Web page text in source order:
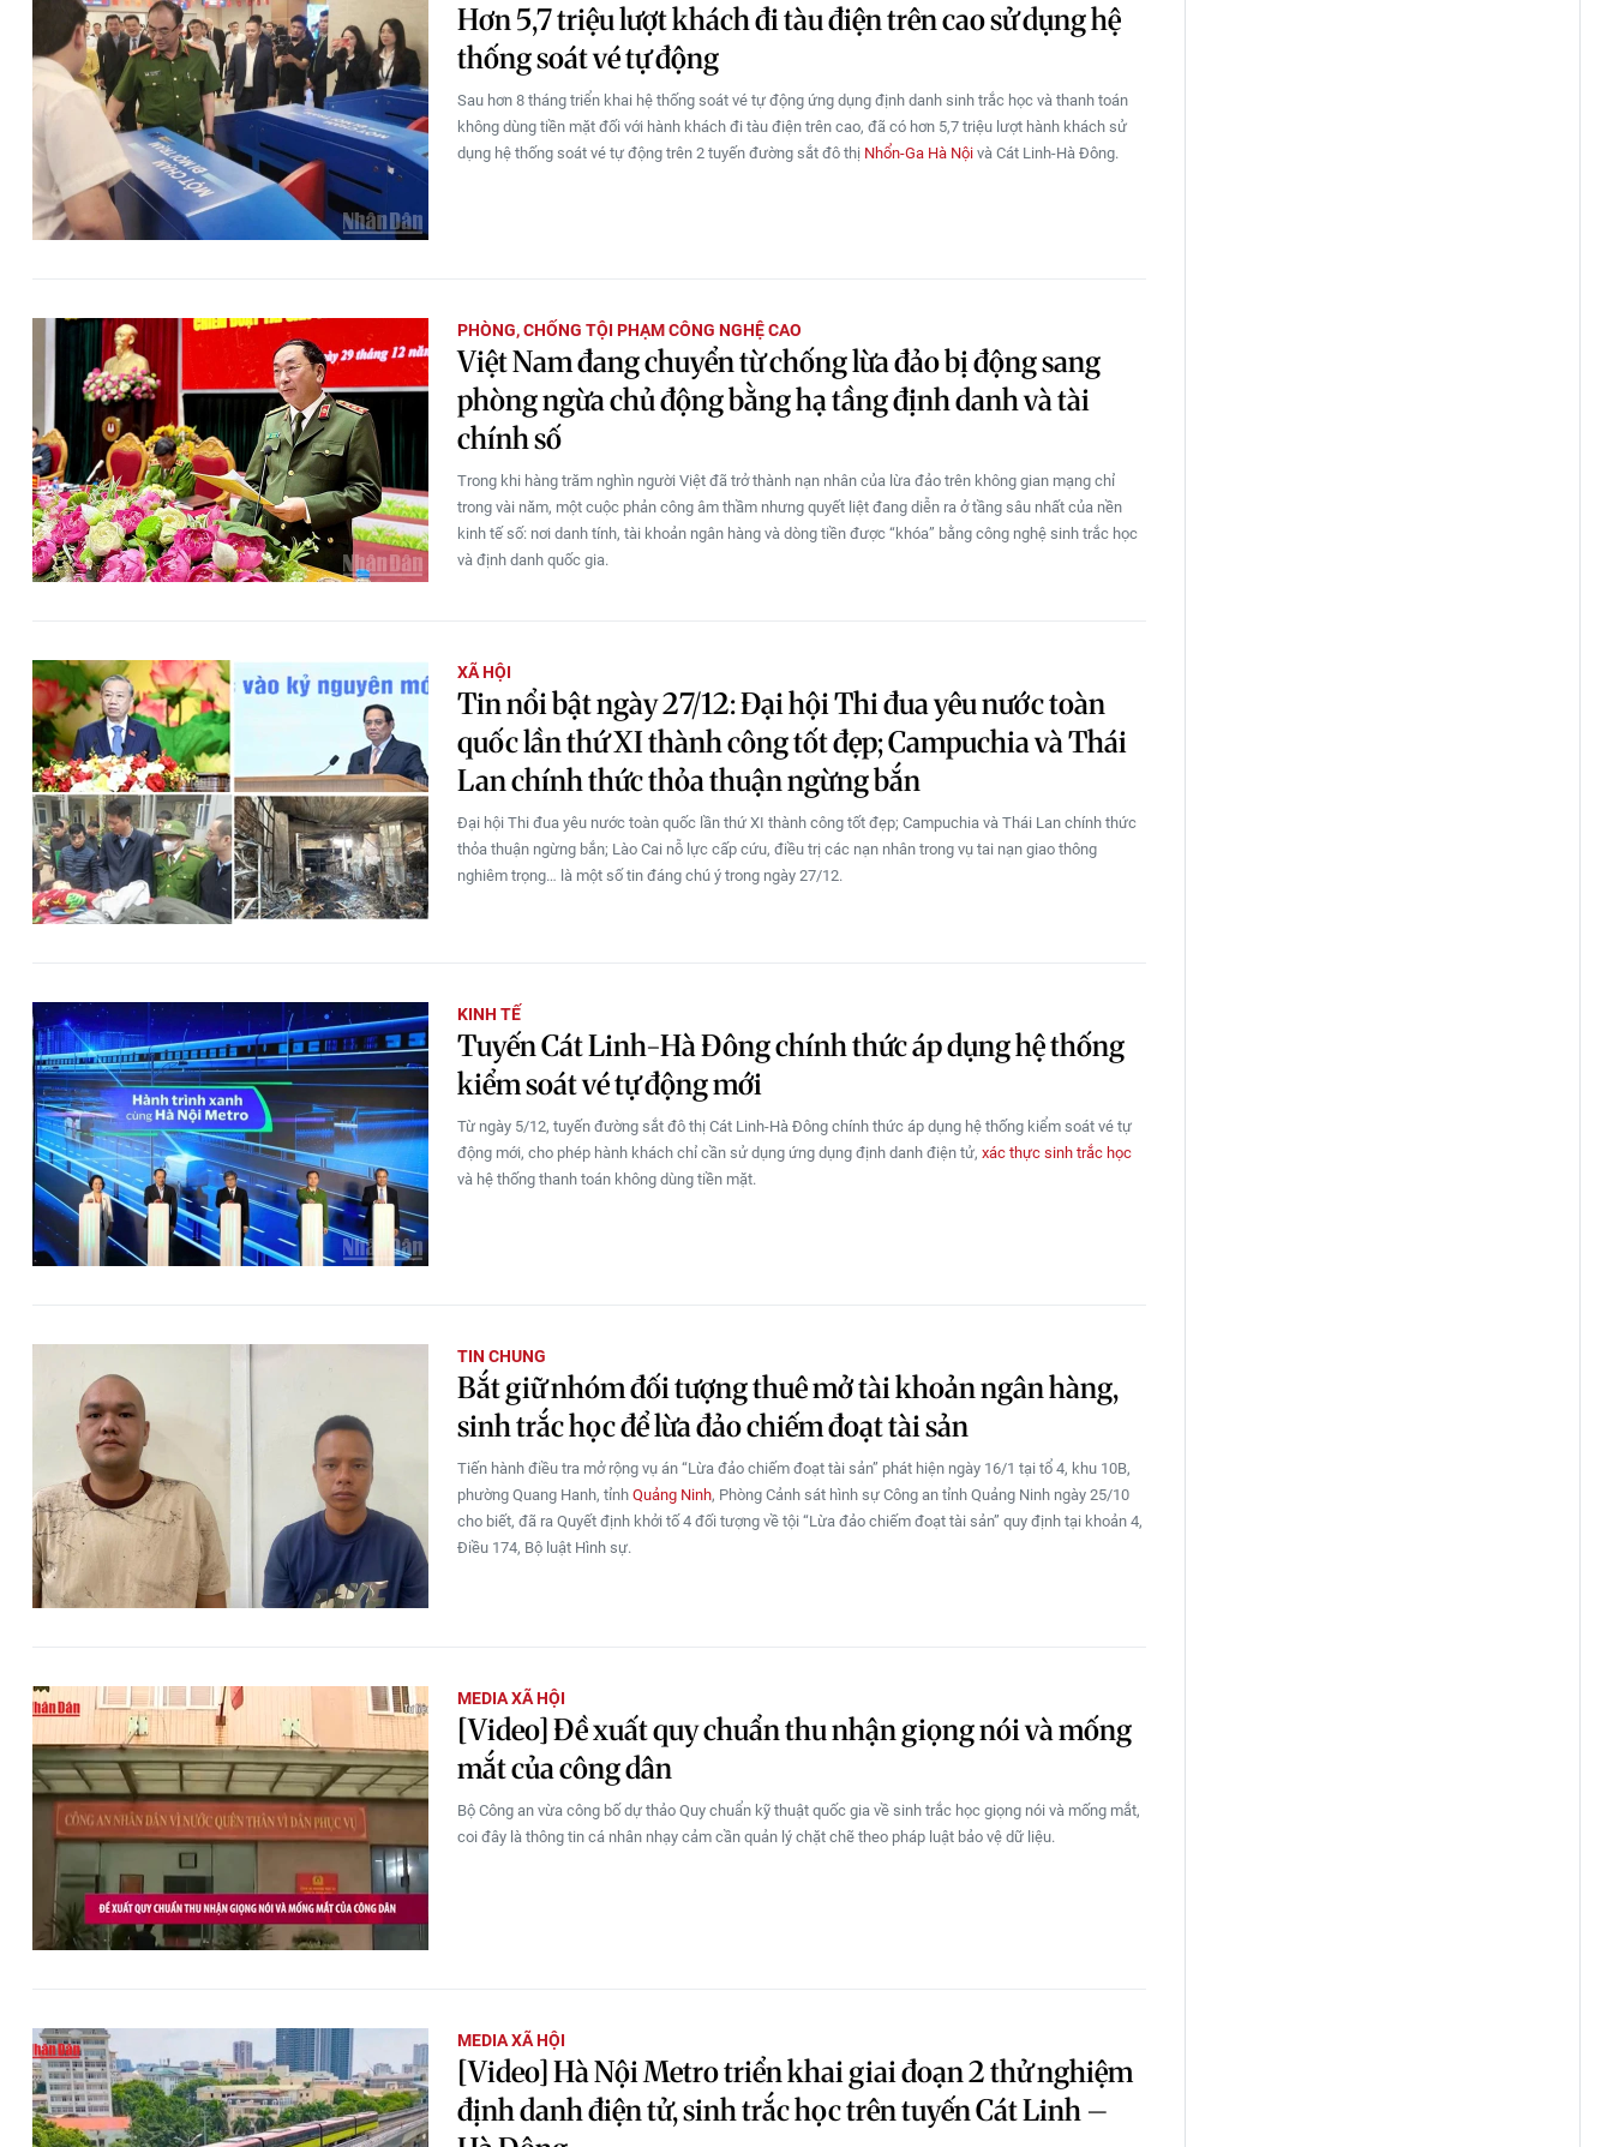
Hơn 5,7 triệu lượt khách đi tàu điện trên cao sử dụng hệ
thống soát vé tự động
Sau hơn 8 tháng triển khai hệ thống soát vé tự động ứng dụng định danh sinh trắc học và thanh toán
không dùng tiền mặt đối với hành khách đi tàu điện trên cao, đã có hơn 5,7 triệu lượt hành khách sử
dụng hệ thống soát vé tự động trên 2 tuyến đường sắt đô thị Nhổn-Ga Hà Nội và Cát Linh-Hà Đông.
PHÒNG, CHỐNG TỘI PHẠM CÔNG NGHỆ CAO
Việt Nam đang chuyển từ chống lừa đảo bị động sang
phòng ngừa chủ động bằng hạ tầng định danh và tài
chính số
Trong khi hàng trăm nghìn người Việt đã trở thành nạn nhân của lừa đảo trên không gian mạng chỉ
trong vài năm, một cuộc phản công âm thầm nhưng quyết liệt đang diễn ra ở tầng sâu nhất của nền
kinh tế số: nơi danh tính, tài khoản ngân hàng và dòng tiền được “khóa” bằng công nghệ sinh trắc học
và định danh quốc gia.
XÃ HỘI
Tin nổi bật ngày 27/12: Đại hội Thi đua yêu nước toàn
quốc lần thứ XI thành công tốt đẹp; Campuchia và Thái
Lan chính thức thỏa thuận ngừng bắn
Đại hội Thi đua yêu nước toàn quốc lần thứ XI thành công tốt đẹp; Campuchia và Thái Lan chính thức
thỏa thuận ngừng bắn; Lào Cai nỗ lực cấp cứu, điều trị các nạn nhân trong vụ tai nạn giao thông
nghiêm trọng… là một số tin đáng chú ý trong ngày 27/12.
KINH TẾ
Tuyến Cát Linh-Hà Đông chính thức áp dụng hệ thống
kiểm soát vé tự động mới
Từ ngày 5/12, tuyến đường sắt đô thị Cát Linh-Hà Đông chính thức áp dụng hệ thống kiểm soát vé tự
động mới, cho phép hành khách chỉ cần sử dụng ứng dụng định danh điện tử, xác thực sinh trắc học
và hệ thống thanh toán không dùng tiền mặt.
TIN CHUNG
Bắt giữ nhóm đối tượng thuê mở tài khoản ngân hàng,
sinh trắc học để lừa đảo chiếm đoạt tài sản
Tiến hành điều tra mở rộng vụ án “Lừa đảo chiếm đoạt tài sản” phát hiện ngày 16/1 tại tổ 4, khu 10B,
phường Quang Hanh, tỉnh Quảng Ninh, Phòng Cảnh sát hình sự Công an tỉnh Quảng Ninh ngày 25/10
cho biết, đã ra Quyết định khởi tố 4 đối tượng về tội “Lừa đảo chiếm đoạt tài sản” quy định tại khoản 4,
Điều 174, Bộ luật Hình sự.
MEDIA XÃ HỘI
[Video] Đề xuất quy chuẩn thu nhận giọng nói và mống
mắt của công dân
Bộ Công an vừa công bố dự thảo Quy chuẩn kỹ thuật quốc gia về sinh trắc học giọng nói và mống mắt,
coi đây là thông tin cá nhân nhạy cảm cần quản lý chặt chẽ theo pháp luật bảo vệ dữ liệu.
MEDIA XÃ HỘI
[Video] Hà Nội Metro triển khai giai đoạn 2 thử nghiệm
định danh điện tử, sinh trắc học trên tuyến Cát Linh –